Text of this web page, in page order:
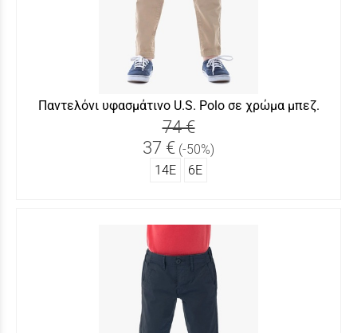
Παντελόνι υφασμάτινο U.S. Polo σε χρώμα μπεζ.
74 €
37 € (-50%)
14Ε
6Ε